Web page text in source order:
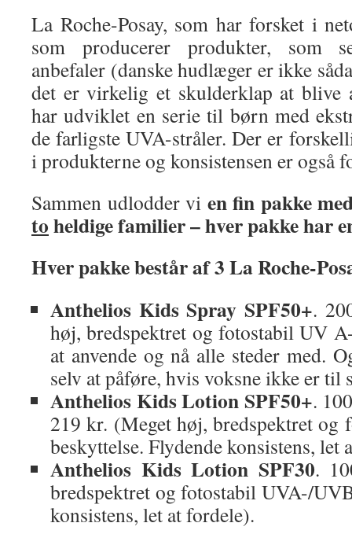
La Roche-Posay, som har forsket i
som producerer produkter, som
anbefaler (danske hudlæger er ikke
det er virkelig et skulderklap at blive
har udviklet en serie til børn med
de farligste UVA-stråler. Der er
i produkterne og konsistensen er også
Sammen udlodder vi en fin pakke
toheldige familier – hver pakke har
Hver pakke består af 3 La Roche-
Anthelios Kids Spray SPF50+.
høj, bredspektret og fotostabil UV
at anvende og nå alle steder med.
selv at påføre, hvis voksne ikke er til
Anthelios Kids Lotion SPF50+.
219 kr. (Meget høj, bredspektret
beskyttelse. Flydende konsistens, let
Anthelios Kids Lotion SPF30.
bredspektret og fotostabil UVA-/
konsistens, let at fordele).